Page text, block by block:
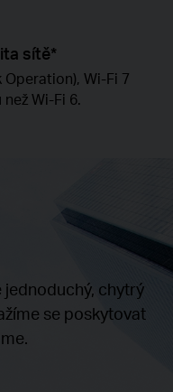
sítě*
Operation), Wi-Fi 7
Wi-Fi 6.
jednoduchý, chytrý
se poskytovat